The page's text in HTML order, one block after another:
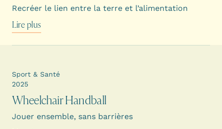
Recréer le lien entre la terre et l’alimentation
Lire plus
Wheelchair Handball
Jouer ensemble, sans barrières
Sport & Santé
2025